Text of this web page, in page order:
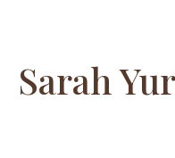
Sarah